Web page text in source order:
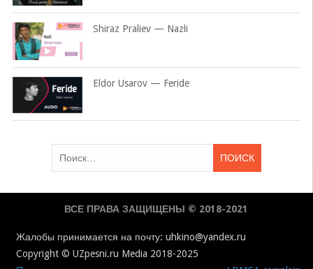
Shiraz Praliev — Nazli
Eldor Usarov — Feride
ВСЕ ПРАВА ЗАЩИЩЕНЫ © 2018-2021
Жалобы принимается на почту: uhkino@yandex.ru
Copyright © UZpesni.ru Media 2018-2025